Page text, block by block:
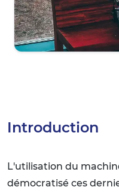
Introduction
L'utilisation du
démocratisé ces